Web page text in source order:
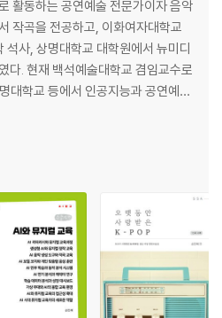
활동하는 공연예술 전문가이자 음악
작곡을 전공하고, 이화여자대학교
사, 상명대학교 대학원에서 뉴미디
다. 현재 백석예술대학교 겸임교수로
대학교 등에서 인공지능과 공연예술
‘AI 학교 뮤지컬’, ‘AI 예술 교육’과 같
컬 교육의 범위를 확장하는 작업을
맡았으며, 합창 뮤지컬